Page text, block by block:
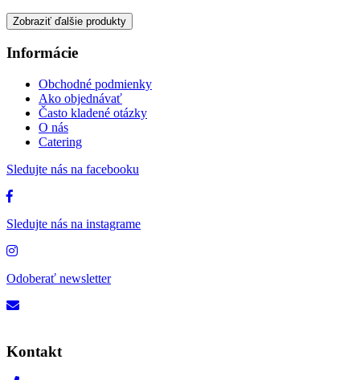
Zobraziť ďalšie produkty
Informácie
Obchodné podmienky
Ako objednávať
Často kladené otázky
O nás
Catering
Sledujte nás na facebooku
Sledujte nás na instagrame
Odoberať newsletter
Kontakt